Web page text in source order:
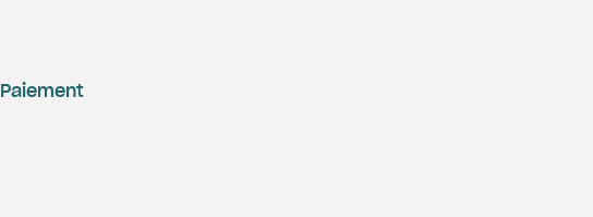
Paiement